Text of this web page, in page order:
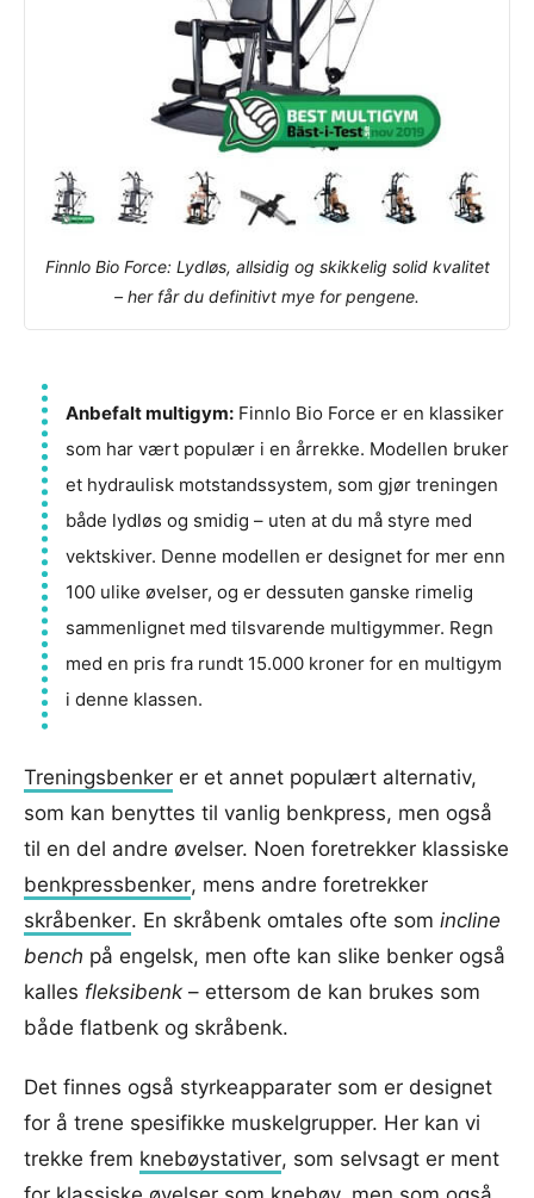
Finnlo Bio Force: Lydløs, allsidig og skikkelig solid kvalitet
– her får du definitivt mye for pengene.
Anbefalt multigym: Finnlo Bio Force er en klassiker
som har vært populær i en årrekke. Modellen bruker
et hydraulisk motstandssystem, som gjør treningen
både lydløs og smidig – uten at du må styre med
vektskiver. Denne modellen er designet for mer enn
100 ulike øvelser, og er dessuten ganske rimelig
sammenlignet med tilsvarende multigymmer. Regn
med en pris fra rundt 15.000 kroner for en multigym
i denne klassen.
Treningsbenker er et annet populært alternativ,
som kan benyttes til vanlig benkpress, men også
til en del andre øvelser. Noen foretrekker klassiske
benkpressbenker, mens andre foretrekker
skråbenker. En skråbenk omtales ofte som incline
bench på engelsk, men ofte kan slike benker også
kalles fleksibenk – ettersom de kan brukes som
både flatbenk og skråbenk.
Det finnes også styrkeapparater som er designet
for å trene spesifikke muskelgrupper. Her kan vi
trekke frem knebøystativer, som selvsagt er ment